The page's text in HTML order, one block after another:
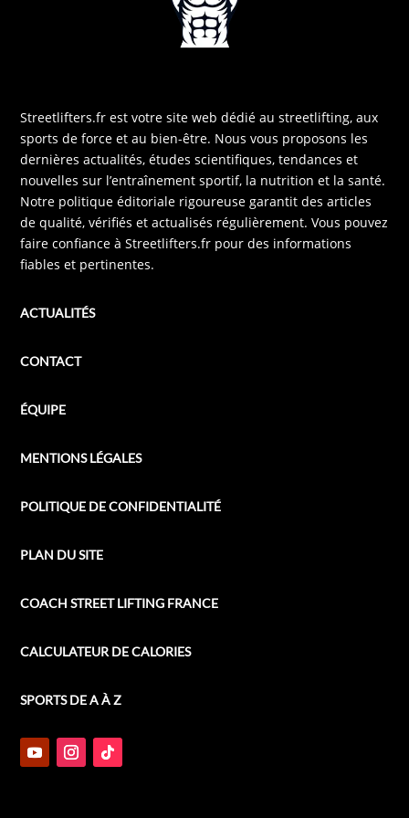
Streetlifters.fr est votre site web dédié au streetlifting, aux
sports de force et au bien-être. Nous vous proposons les
dernières actualités, études scientifiques, tendances et
nouvelles sur l’entraînement sportif, la nutrition et la santé.
Notre politique éditoriale rigoureuse garantit des articles
de qualité, vérifiés et actualisés régulièrement. Vous pouvez
faire confiance à Streetlifters.fr pour des informations
fiables et pertinentes.
ACTUALITÉS
CONTACT
ÉQUIPE
MENTIONS LÉGALES
POLITIQUE DE CONFIDENTIALITÉ
PLAN DU SITE
COACH STREET LIFTING FRANCE
CALCULATEUR DE CALORIES
SPORTS DE A À Z